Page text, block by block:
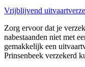
Vrijblijvend
Zorg ervoor dat je
nabestaanden niet met
gemakkelijk een
Prinsenbeek verzekerd